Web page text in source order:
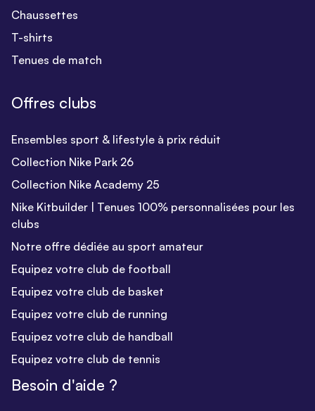
Chaussettes
T-shirts
Tenues de match
Offres clubs
Ensembles sport & lifestyle à prix réduit
Collection Nike Park 26
Collection Nike Academy 25
Nike Kitbuilder | Tenues 100% personnalisées pour les
clubs
Notre offre dédiée au sport amateur
Equipez votre club de football
Equipez votre club de basket
Equipez votre club de running
Equipez votre club de handball
Equipez votre club de tennis
Besoin d'aide ?